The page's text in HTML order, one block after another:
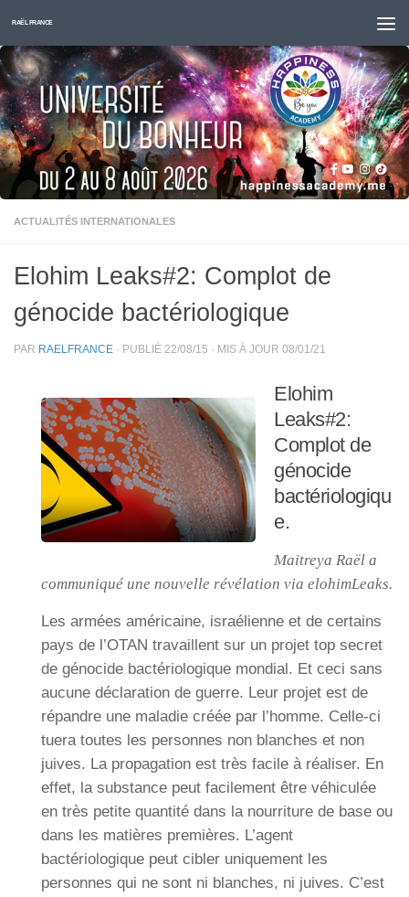
Skip to content
RAËL FRANCE
ACTUALITÉS INTERNATIONALES
Elohim Leaks#2: Complot de
génocide bactériologique
PAR RAELFRANCE · PUBLIÉ 22/08/15 · MIS À JOUR 08/01/21
Elohim
Leaks#2:
Complot de
génocide
bactériologiqu
e.
Maitreya Raël a
communiqué une nouvelle révélation via elohimLeaks.
Les armées américaine, israélienne et de certains
pays de l’OTAN travaillent sur un projet top secret
de génocide bactériologique mondial. Et ceci sans
aucune déclaration de guerre. Leur projet est de
répandre une maladie créée par l’homme. Celle-ci
tuera toutes les personnes non blanches et non
juives. La propagation est très facile à réaliser. En
effet, la substance peut facilement être véhiculée
en très petite quantité dans la nourriture de base ou
dans les matières premières. L’agent
bactériologique peut cibler uniquement les
personnes qui ne sont ni blanches, ni juives. C’est